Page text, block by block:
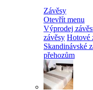
Závěsy
Otevřít menu
Výprodej
závěsy Hotové
Skandinávské
přehozům